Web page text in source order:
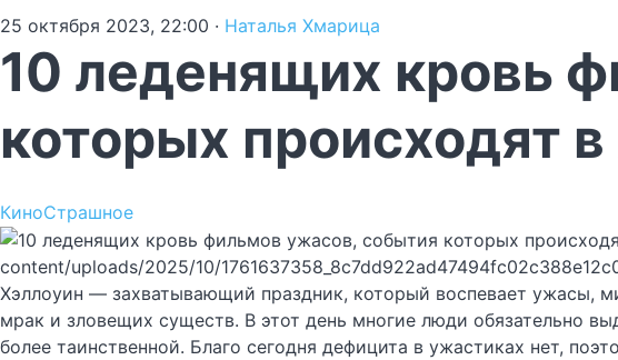
25 октября 2023, 22:00 · Наталья Хмарица
10 леденящих кровь
которых происходят
КиноСтрашное
content/uploads/2025/10/
Хэллоуин — захватывающий праздник, который воспевает ужасы,
мрак и зловещих существ. В этот день многие люди обязательно
более таинственной. Благо сегодня дефицита в ужастиках нет,